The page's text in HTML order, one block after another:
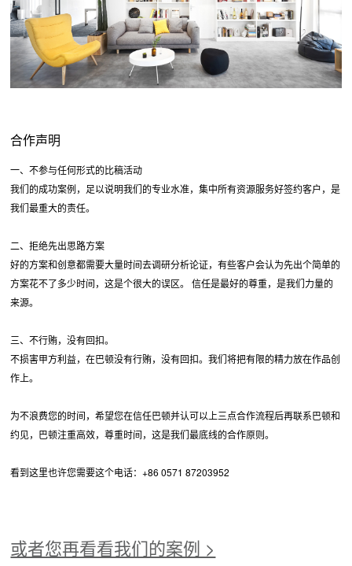
合作声明
一、不参与任何形式的比稿活动
我们的成功案例，足以说明我们的专业水准，集中所有资源服务好签约客户，是
我们最重大的责任。
二、拒绝先出思路方案
好的方案和创意都需要大量时间去调研分析论证，有些客户会认为先出个简单的
方案花不了多少时间，这是个很大的误区。 信任是最好的尊重，是我们力量的
来源。
三、不行贿，没有回扣。
不损害甲方利益，在巴顿没有行贿，没有回扣。我们将把有限的精力放在作品创
作上。
为不浪费您的时间，希望您在信任巴顿并认可以上三点合作流程后再联系巴顿和
约见，巴顿注重高效，尊重时间，这是我们最底线的合作原则。
看到这里也许您需要这个电话：+86 0571 87203952
或者您再看看我们的案例 >